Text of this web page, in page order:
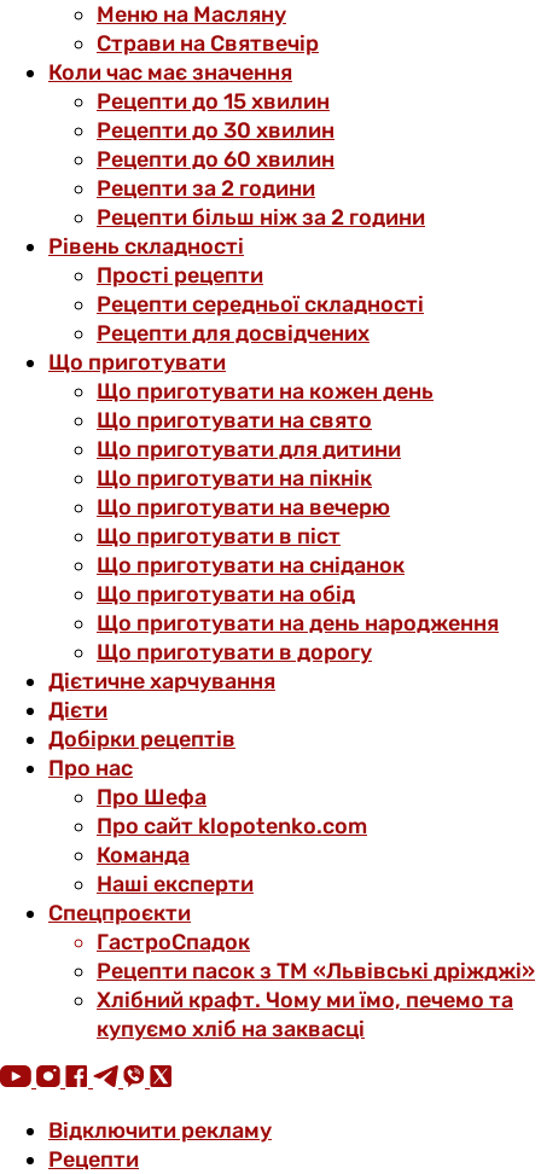
Меню на Масляну
Страви на Святвечір
Коли час має значення
Рецепти до 15 хвилин
Рецепти до 30 хвилин
Рецепти до 60 хвилин
Рецепти за 2 години
Рецепти більш ніж за 2 години
Рівень складності
Прості рецепти
Рецепти середньої складності
Рецепти для досвідчених
Що приготувати
Що приготувати на кожен день
Що приготувати на свято
Що приготувати для дитини
Що приготувати на пікнік
Що приготувати на вечерю
Що приготувати в піст
Що приготувати на сніданок
Що приготувати на обід
Що приготувати на день народження
Що приготувати в дорогу
Дієтичне харчування
Дієти
Добірки рецептів
Про нас
Про Шефа
Про сайт klopotenko.com
Команда
Наші експерти
Спецпроєкти
ГастроСпадок
Рецепти пасок з ТМ «Львівські дріжджі»
Хлібний крафт. Чому ми їмо, печемо та
купуємо хліб на заквасці
Відключити рекламу
Рецепти